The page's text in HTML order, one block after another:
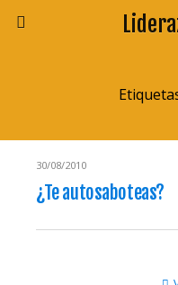
30/08/2010
¿Te autosaboteas?